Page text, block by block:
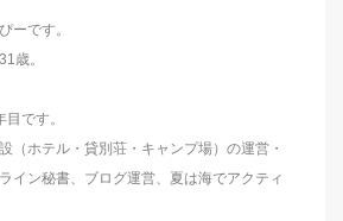
ーです。
歳。
です。
（ホテル・貸別荘・キャンプ場）の運営・
イン秘書、ブログ運営、夏は海でアクティ